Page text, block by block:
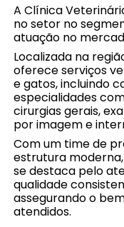
A Clínica
no setor no
atuação no
Localizada na
oferece serviços
e gatos, incluindo
especialidades
cirurgias gerais,
por imagem e
Com um time de
estrutura
se destaca pelo
qualidade
assegurando o
atendidos.